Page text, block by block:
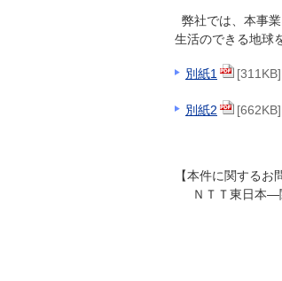
弊社では、本事
生活のできる地球
別紙1 [311KB]
別紙2 [662KB]
【本件に関するお
ＮＴＴ東日本―